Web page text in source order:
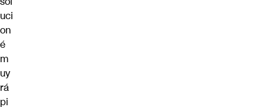
uci
on
é
m
uy
rá
pi